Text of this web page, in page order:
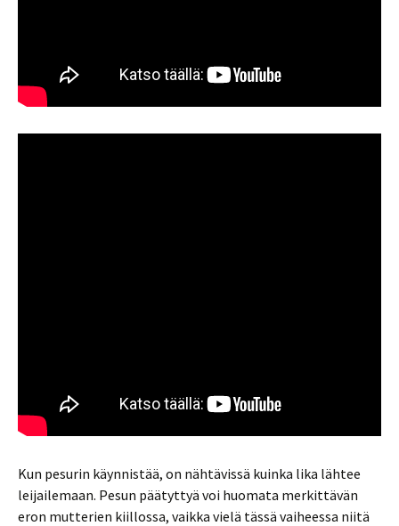
Kun pesurin käynnistää, on nähtävissä kuinka lika lähtee
leijailemaan. Pesun päätyttyä voi huomata merkittävän
eron mutterien kiillossa, vaikka vielä tässä vaiheessa niitä